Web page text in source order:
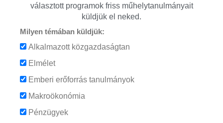
választott programok friss műhelytanulmányait
küldjük el neked.
Milyen témában küldjük:
Alkalmazott közgazdaságtan
Elmélet
Emberi erőforrás tanulmányok
Makroökonómia
Pénzügyek